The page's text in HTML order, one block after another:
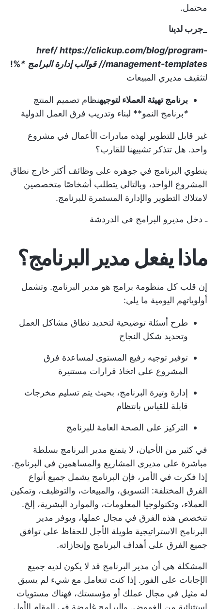
محتمل.
_جرب لدينا
href/ https://clickup.com/blog/program-
management-templates//
قوالب إدارة البرامج *
%
!
لتثقيف مديري المبيعات
برنامج تهيئة العملاء لتوجيهنظام تصميم المنتج
*برنامج النمو** لبناء وتدريب فرق العمل الدولية
غير قابل للتطوير لهذه مبادرات الأعمال في مشروع
واحد. هل تتذكر تشبيهنا للقارب؟
ينطوي البرنامج في جوهره على وظائف أكثر خارج نطاق
المشروع الواحد، وبالتالي يتطلب أشخاصًا متخصصين
لامتلاك التطوير والإدارة المستمرة للبرنامج.
ـ دخل مديرو البرامج في الدردشة
ماذا يفعل مدير البرنامج؟
إن قلب كل منظومة برامج هو مدير البرنامج. وتشمل
أولوياتهم اليومية ما يلي:
طرح أسئلة توضيحية لتحديد نطاق مشاكل العمل
وتحديد شكل النجاح
توفير توجيه رفيع المستوى لمساعدة فرق
المشروع على اتخاذ قرارات مستنيرة
إدارة وتيرة البرنامج، بحيث يتم تسليم مخرجات
قابلة للقياس بانتظام
التركيز على الصحة العامة للبرنامج
في كثير من الأحيان، لا يتمتع مدير البرنامج بسلطة
مباشرة على مديري المشاريع والمساهمين في البرنامج.
إذا فكرت في الأمر، فإن البرنامج يشمل جميع أنواع
الفرق المختلفة: التسويق، والمبيعات، والتوظيف، وتمكين
العملاء، وتكنولوجيا المعلومات، والموارد البشرية، إلخ.
تتخصص هذه الفرق في مجال عملها، ويوفر مدير
البرنامج الاستراتيجية طويلة الأجل للحفاظ على توافق
جميع الفرق على أهداف البرنامج وإنجازاته.
المشكلة هي أن مدير البرنامج قد لا يكون لديه جميع
الإجابات على الفور. إذا كنت تتعامل مع شيء لم يسبق
له مثيل في مجال عملك أو مؤسستك، فهناك مستويات
استثنائية من الغموض. والبرامج غامضة في المقام الأول